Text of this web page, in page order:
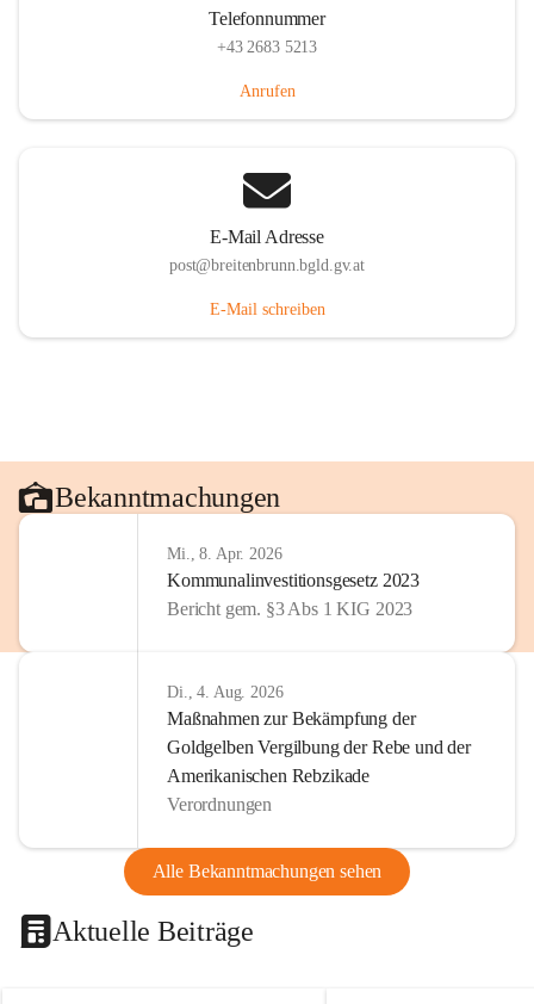
Telefonnummer
+43 2683 5213
Anrufen
E-Mail Adresse
post@breitenbrunn.bgld.gv.at
E-Mail schreiben
Bekanntmachungen
Mi., 8. Apr. 2026
Kommunalinvestitionsgesetz 2023
Bericht gem. §3 Abs 1 KIG 2023
Di., 4. Aug. 2026
Maßnahmen zur Bekämpfung der
Goldgelben Vergilbung der Rebe und der
Amerikanischen Rebzikade
Verordnungen
Alle Bekanntmachungen sehen
Aktuelle Beiträge